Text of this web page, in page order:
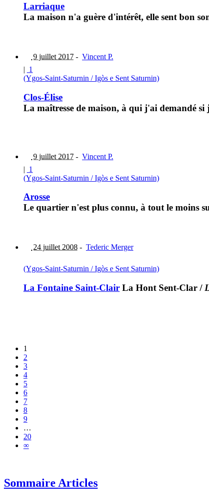
Larriaque
La maison n'a guère d'intérêt, elle sent bon
9 juillet 2017 - Vincent P.
| 1
(Ygos-Saint-Saturnin / Igòs e Sent Saturnin)
Clos-Élise
La maîtresse de maison, à qui j'ai demandé
9 juillet 2017 - Vincent P.
| 1
(Ygos-Saint-Saturnin / Igòs e Sent Saturnin)
Arosse
Le quartier n'est plus connu, à tout le moins
24 juillet 2008 - Tederic Merger
(Ygos-Saint-Saturnin / Igòs e Sent Saturnin)
La Fontaine Saint-Clair La Hont Sent-Clar /
1
2
3
4
5
6
7
8
9
…
20
∞
Sommaire Articles